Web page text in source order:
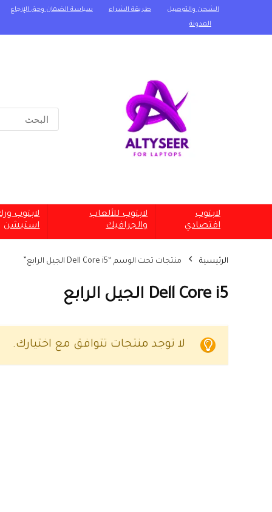
الشحن والتوصيل طريقة الشراء
سياسة الضمان وحق الإرجاع
المدونة
لابتوب
اقتصادي
لابتوب للألعاب
والجرافيك
لابتوب
استيشن
الرئيسية منتجات تحت الوسم “Dell Core i5 الجيل الرابع”
Dell Core i5 الجيل الرابع
لا توجد منتجات تتوافق مع اختيارك.